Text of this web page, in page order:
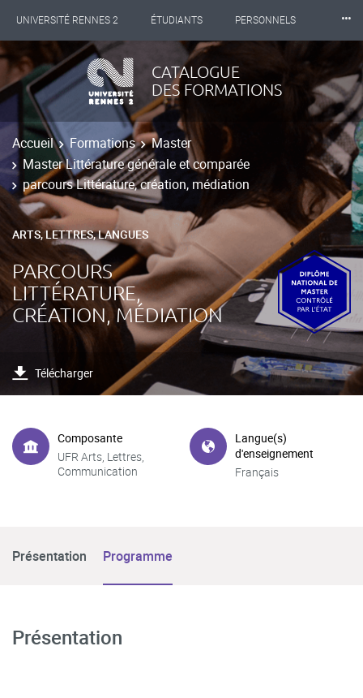
UNIVERSITÉ RENNES 2 ÉTUDIANTS PERSONNELS
INTERNATIONAL PROFESSIONNELS
LES NOUVELLES DE RENNES 2
⸱⸱⸱
CATALOGUE
DES FORMATIONS
Accueil Formations
Master
Master Littérature générale et comparée
parcours Littérature, création, médiation
ARTS, LETTRES, LANGUES
PARCOURS
LITTÉRATURE,
CRÉATION, MÉDIATION
Télécharger
Composante
UFR Arts, Lettres,
Communication
Langue(s)
d'enseignement
Français
Présentation Programme
Présentation